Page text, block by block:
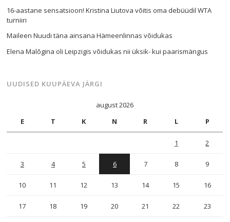
16-aastane sensatsioon! Kristina Liutova võitis oma debüüdil WTA
turniiri
Maileen Nuudi täna ainsana Hämeenlinnas võidukas
Elena Malõgina oli Leipzigis võidukas nii üksik- kui paarismängus
UUDISED KUUPÄEVA JÄRGI
august 2026
E
T K N R L P
1 2
3 4 5 6 7 8 9
10 11 12 13 14 15 16
17 18 19 20 21 22 23